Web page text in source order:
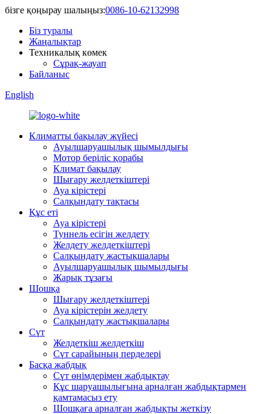
бізге қоңырау шалыңыз:0086-10-62132998
Біз туралы
Жаңалықтар
Техникалық көмек
Сұрақ-жауап
Байланыс
English
Климатты бақылау жүйесі
Ауылшаруашылық шымылдығы
Мотор беріліс қорабы
Климат бақылау
Шығару желдеткіштері
Ауа кірістері
Салқындату тақтасы
Құс еті
Ауа кірістері
Туннель есігін желдету
Желдету желдеткіштері
Салқындату жастықшалары
Ауылшаруашылық шымылдығы
Жарық тұзағы
Шошқа
Шығару желдеткіштері
Ауа кірістерін желдету
Салқындату жастықшалары
Сүт
Желдеткіш желдеткіш
Сүт сарайының перделері
Басқа жабдық
Сүт өнімдерімен жабдықтау
Құс шаруашылығына арналған жабдықтармен
қамтамасыз ету
Шошқаға арналған жабдықты жеткізу